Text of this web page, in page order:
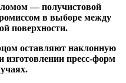
— получистовой
в выборе между
поверхности.
оставляют наклонную
изготовлении пресс-форм